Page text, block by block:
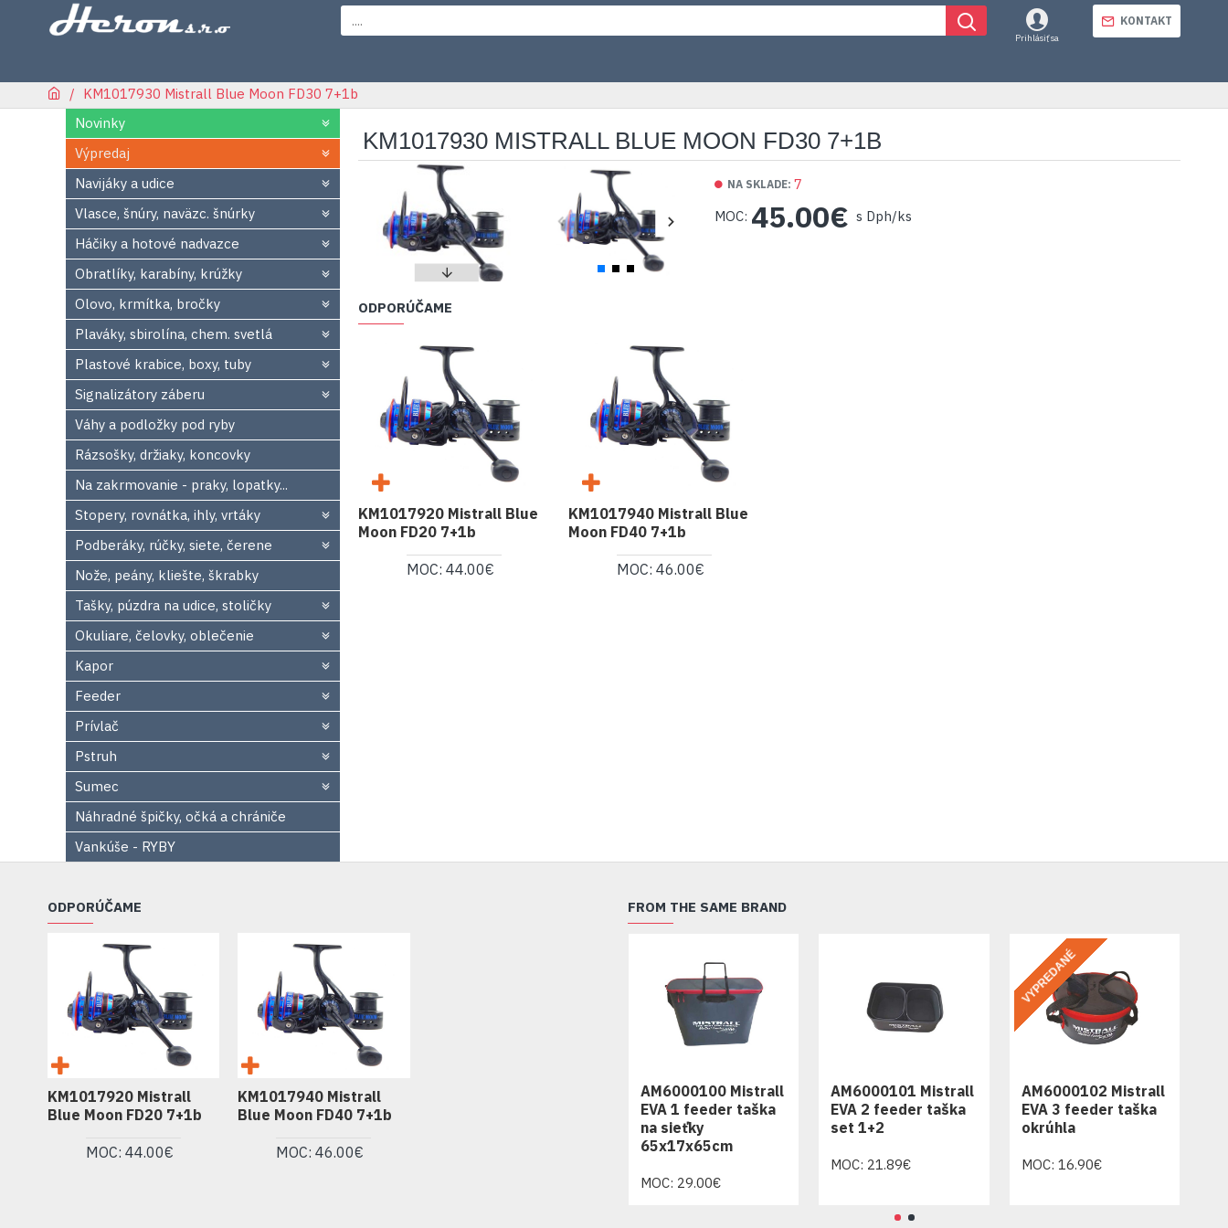
Prihlásiť sa
KONTAKT
KM1017930 Mistrall Blue Moon FD30 7+1b
Novinky
Výpredaj
Navijáky a udice
Vlasce, šnúry, naväzc. šnúrky
Háčiky a hotové nadvazce
Obratlíky, karabíny, krúžky
Olovo, krmítka, bročky
Plaváky, sbirolína, chem. svetlá
Plastové krabice, boxy, tuby
Signalizátory záberu
Váhy a podložky pod ryby
Rázsošky, držiaky, koncovky
Na zakrmovanie - praky, lopatky...
Stopery, rovnátka, ihly, vrtáky
Podberáky, rúčky, siete, čerene
Nože, peány, kliešte, škrabky
Tašky, púzdra na udice, stoličky
Okuliare, čelovky, oblečenie
Kapor
Feeder
Prívlač
Pstruh
Sumec
Náhradné špičky, očká a chrániče
Vankúše - RYBY
KM1017930 MISTRALL BLUE MOON FD30 7+1B
MOC: 45.00€ s Dph/ks
NA SKLADE: 7
ODPORÚČAME
KM1017920 Mistrall Blue
Moon FD20 7+1b
MOC: 44.00€
KM1017940 Mistrall Blue
Moon FD40 7+1b
MOC: 46.00€
ODPORÚČAME
KM1017920 Mistrall
Blue Moon FD20 7+1b
MOC: 44.00€
KM1017940 Mistrall
Blue Moon FD40 7+1b
MOC: 46.00€
FROM THE SAME BRAND
AM6000100 Mistrall
EVA 1 feeder taška
na sieťky
65x17x65cm
MOC: 29.00€
AM6000101 Mistrall
EVA 2 feeder taška
set 1+2
MOC: 21.89€
VYPREDANÉ
AM6000102 Mistrall
EVA 3 feeder taška
okrúhla
MOC: 16.90€